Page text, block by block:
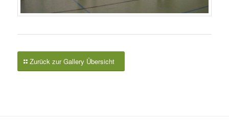
Zurück zur Gallery Übersicht